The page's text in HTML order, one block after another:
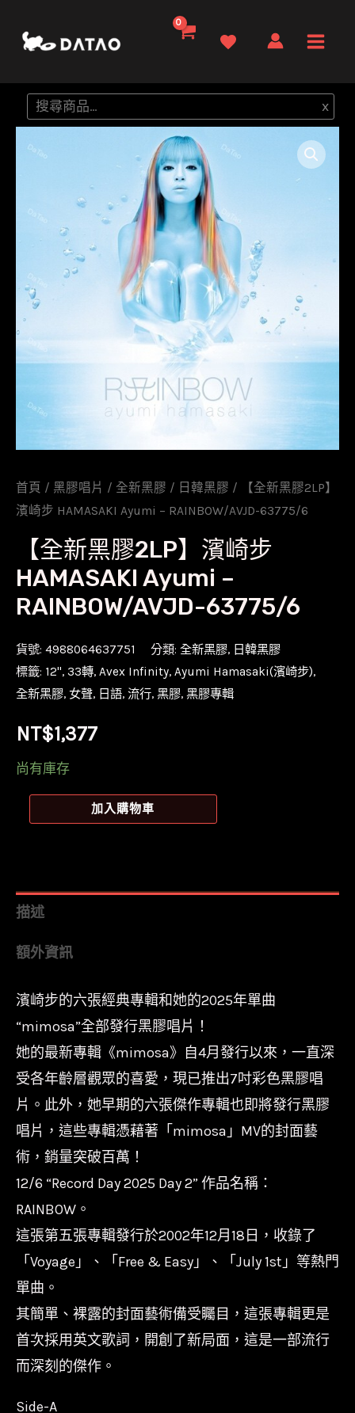
要
Menu
搜
尋
x
首頁 / 黑膠唱片 / 全新黑膠 / 日韓黑膠 / 【全新黑膠2LP】
濱崎步 HAMASAKI Ayumi – RAINBOW/AVJD-63775/6
【全新黑膠2LP】濱崎步
HAMASAKI Ayumi –
RAINBOW/AVJD-63775/6
貨號: 4988064637751 分類: 全新黑膠, 日韓黑膠
標籤: 12'', 33轉, Avex Infinity, Ayumi Hamasaki(濱崎步),
全新黑膠, 女聲, 日語, 流行, 黑膠, 黑膠專輯
NT$1,377
尚有庫存
2LP】
崎
HAMASAKI
Ayumi
-
RAINBOW/AVJD-
63775/6
數
量
加入購物車
描述
額外資訊
濱崎步的六張經典專輯和她的2025年單曲
“mimosa”全部發行黑膠唱片！
她的最新專輯《mimosa》自4月發行以來，一直深
受各年齡層觀眾的喜愛，現已推出7吋彩色黑膠唱
片。此外，她早期的六張傑作專輯也即將發行黑膠
唱片，這些專輯憑藉著「mimosa」MV的封面藝
術，銷量突破百萬！
12/6 “Record Day 2025 Day 2” 作品​​名稱：
RAINBOW。
這張第五張專輯發行於2002年12月18日，收錄了
「Voyage」、「Free & Easy」、「July 1st」等熱門
單曲。
其簡單、裸露的封面藝術備受矚目，這張專輯更是
首次採用英文歌詞，開創了新局面，這是一部流行
而深刻的傑作。
Side-A